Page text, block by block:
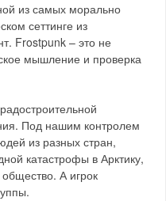
из самых морально
сеттинге из
Frostpunk – это не
мышление и проверка
Под нашим контролем
из разных стран,
катастрофы в Арктику,
А игрок